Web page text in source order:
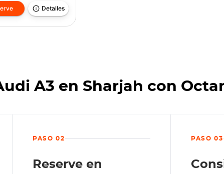
Detalles
A3 en Sharjah con
PASO 02
Reserve en
PASO 03